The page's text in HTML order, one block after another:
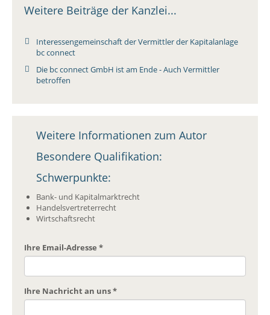
Weitere Beiträge der Kanzlei...
Interessengemeinschaft der Vermittler der Kapitalanlage
bc connect
Die bc connect GmbH ist am Ende - Auch Vermittler
betroffen
Weitere Informationen zum Autor
Besondere Qualifikation:
Schwerpunkte:
Bank- und Kapitalmarktrecht
Handelsvertreterrecht
Wirtschaftsrecht
Ihre Email-Adresse *
Ihre Nachricht an uns*